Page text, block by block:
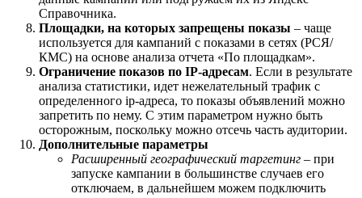
Справочника.
Площадки, на которых запрещены показы – чаще
используется для кампаний с показами в сетях (РСЯ/
КМС) на основе анализа отчета «По площадкам».
Ограничение показов по IP-адресам. Если в результате
анализа статистики, идет нежелательный трафик с
определенного ip-адреса, то показы объявлений можно
запретить по нему. С этим параметром нужно быть
осторожным, поскольку можно отсечь часть аудитории.
Дополнительные параметры
Расширенный географический таргетинг – при
запуске кампании в большинстве случаев его
отключаем, в дальнейшем можем подключить